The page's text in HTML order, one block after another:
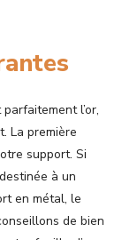
l’or,
La première
support. Si
à un
en métal, le
de bien